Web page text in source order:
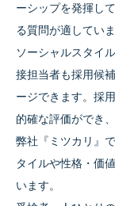
ーシップを発揮し
る質問が適していま
ソーシャルスタイ
接担当者も採用候
ージできます。採
的確な評価ができ
弊社『ミツカリ』
タイルや性格・価
います。